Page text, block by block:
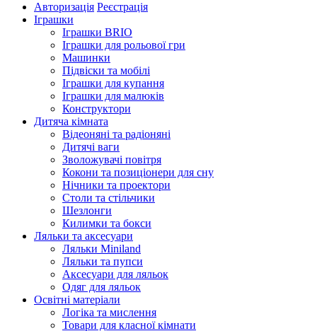
Авторизація Реєстрація
Іграшки
Іграшки BRIO
Іграшки для рольової гри
Машинки
Підвіски та мобілі
Іграшки для купання
Іграшки для малюків
Конструктори
Дитяча кімната
Відеоняні та радіоняні
Дитячі ваги
Зволожувачі повітря
Кокони та позиціонери для сну
Нічники та проектори
Столи та стільчики
Шезлонги
Килимки та бокси
Ляльки та аксесуари
Ляльки Miniland
Ляльки та пупси
Аксесуари для ляльок
Одяг для ляльок
Освітні матеріали
Логіка та мислення
Товари для класної кімнати